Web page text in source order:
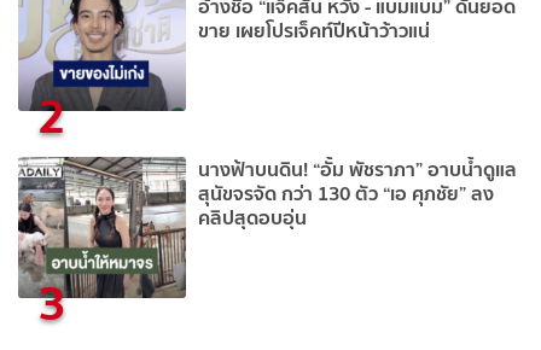
2
ขาย เผยโปรเจ็คท์ปีหน้าว้าวแน่
3
นางฟ้าบนดิน! “อั้ม พัชราภา” อาบน้ำดูแล
สุนัขจรจัด กว่า 130 ตัว “เอ ศุภชัย” ลง
คลิปสุดอบอุ่น